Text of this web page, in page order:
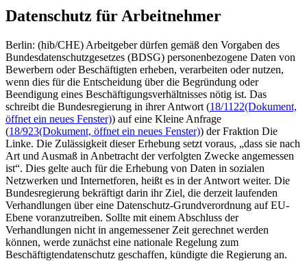
Datenschutz für Arbeitnehmer
Berlin: (hib/CHE) Arbeitgeber dürfen gemäß den Vorgaben des
Bundesdatenschutzgesetzes (BDSG) personenbezogene Daten von
Bewerbern oder Beschäftigten erheben, verarbeiten oder nutzen,
wenn dies für die Entscheidung über die Begründung oder
Beendigung eines Beschäftigungsverhältnisses nötig ist. Das
schreibt die Bundesregierung in ihrer Antwort (18/1122(Dokument,
öffnet ein neues Fenster)) auf eine Kleine Anfrage
(18/923(Dokument, öffnet ein neues Fenster)) der Fraktion Die
Linke. Die Zulässigkeit dieser Erhebung setzt voraus, „dass sie nach
Art und Ausmaß in Anbetracht der verfolgten Zwecke angemessen
ist“. Dies gelte auch für die Erhebung von Daten in sozialen
Netzwerken und Internetforen, heißt es in der Antwort weiter. Die
Bundesregierung bekräftigt darin ihr Ziel, die derzeit laufenden
Verhandlungen über eine Datenschutz-Grundverordnung auf EU-
Ebene voranzutreiben. Sollte mit einem Abschluss der
Verhandlungen nicht in angemessener Zeit gerechnet werden
können, werde zunächst eine nationale Regelung zum
Beschäftigtendatenschutz geschaffen, kündigte die Regierung an.